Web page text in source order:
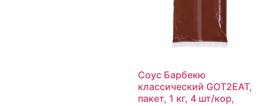
Соус Барбекю
классический GOT2EAT,
пакет, 1 кг, 4 шт/кор,